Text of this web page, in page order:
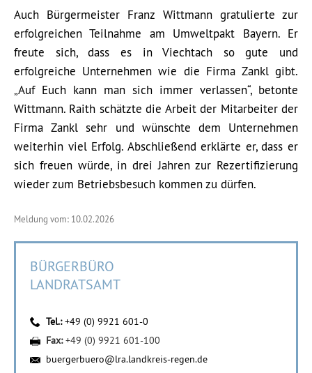
Auch Bürgermeister Franz Wittmann gratulierte zur
erfolgreichen Teilnahme am Umweltpakt Bayern. Er
freute sich, dass es in Viechtach so gute und
erfolgreiche Unternehmen wie die Firma Zankl gibt.
„Auf Euch kann man sich immer verlassen“, betonte
Wittmann. Raith schätzte die Arbeit der Mitarbeiter der
Firma Zankl sehr und wünschte dem Unternehmen
weiterhin viel Erfolg. Abschließend erklärte er, dass er
sich freuen würde, in drei Jahren zur Rezertifizierung
wieder zum Betriebsbesuch kommen zu dürfen.
Meldung vom: 10.02.2026
BÜRGERBÜRO
LANDRATSAMT
Tel.:+49 (0) 9921 601-0
Fax:+49 (0) 9921 601-100
buergerbuero@lra.landkreis-regen.de